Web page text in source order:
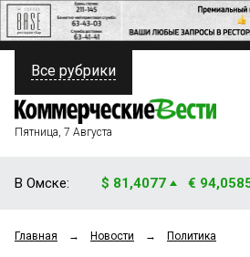
ПОЛИТИКА
ФИНАНСЫ
ОБЩЕСТВО
Все рубрики
Пятница, 7 Августа
В Омске: $ 81,4077 €
Главная → Новости → Политика